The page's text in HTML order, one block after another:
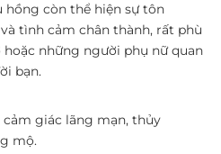
hồng còn thể hiện sự tôn
tình cảm chân thành, rất phù
hoặc những người phụ nữ quan
bạn.
giác lãng mạn, thủy
mộ.